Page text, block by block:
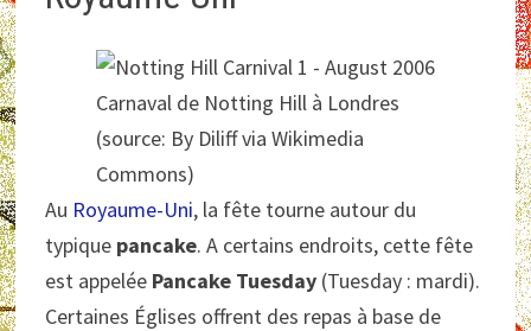
Carnaval de Notting Hill à Londres
(source: By Diliff via Wikimedia
Commons)
Au Royaume-Uni, la fête tourne autour du
typique pancake. A certains endroits, cette fête
est appelée Pancake Tuesday (Tuesday : mardi).
Certaines Églises offrent des repas à base de